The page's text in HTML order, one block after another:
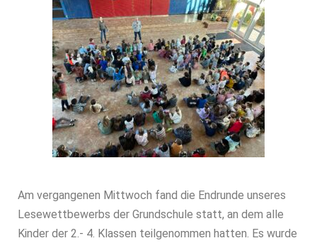
Am vergangenen Mittwoch fand die Endrunde unseres
Lesewettbewerbs der Grundschule statt, an dem alle
Kinder der 2.- 4. Klassen teilgenommen hatten. Es wurde